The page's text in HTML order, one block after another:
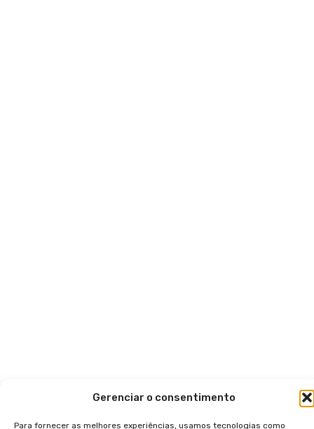
Gerenciar o consentimento
Para fornecer as melhores experiências, usamos tecnologias como